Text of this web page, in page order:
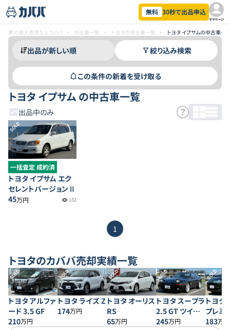
無料 30秒で出品申込
マイページ
車の個人売買ならカババ > 中古車一覧 > トヨタの中古車一覧 > トヨタ イプサムの中古車一
絞り込み検索
この条件の新着を受け取る
トヨタ イプサム の中古車一覧
出品中のみ
SOLD
一括査定 成約済
トヨタ イプサム エク
セレントバージョンⅡ
45万円 132
1
トヨタのカババ売却実績一覧
SOLD
トヨタ アルファ
ード 3.5 GF
210万円
SOLD
トヨタ ライズ Z
174万円
SOLD
トヨタ オーリス
RS
65万円
SOLD
トヨタ スープラ
2.5 GT ツイン
ターボR ワイド
245万円
SOLD
トヨタ
プレミ
183万円